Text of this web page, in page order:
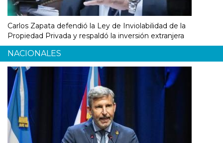
Carlos Zapata defendió la Ley de Inviolabilidad de la
Propiedad Privada y respaldó la inversión extranjera
NACIONALES